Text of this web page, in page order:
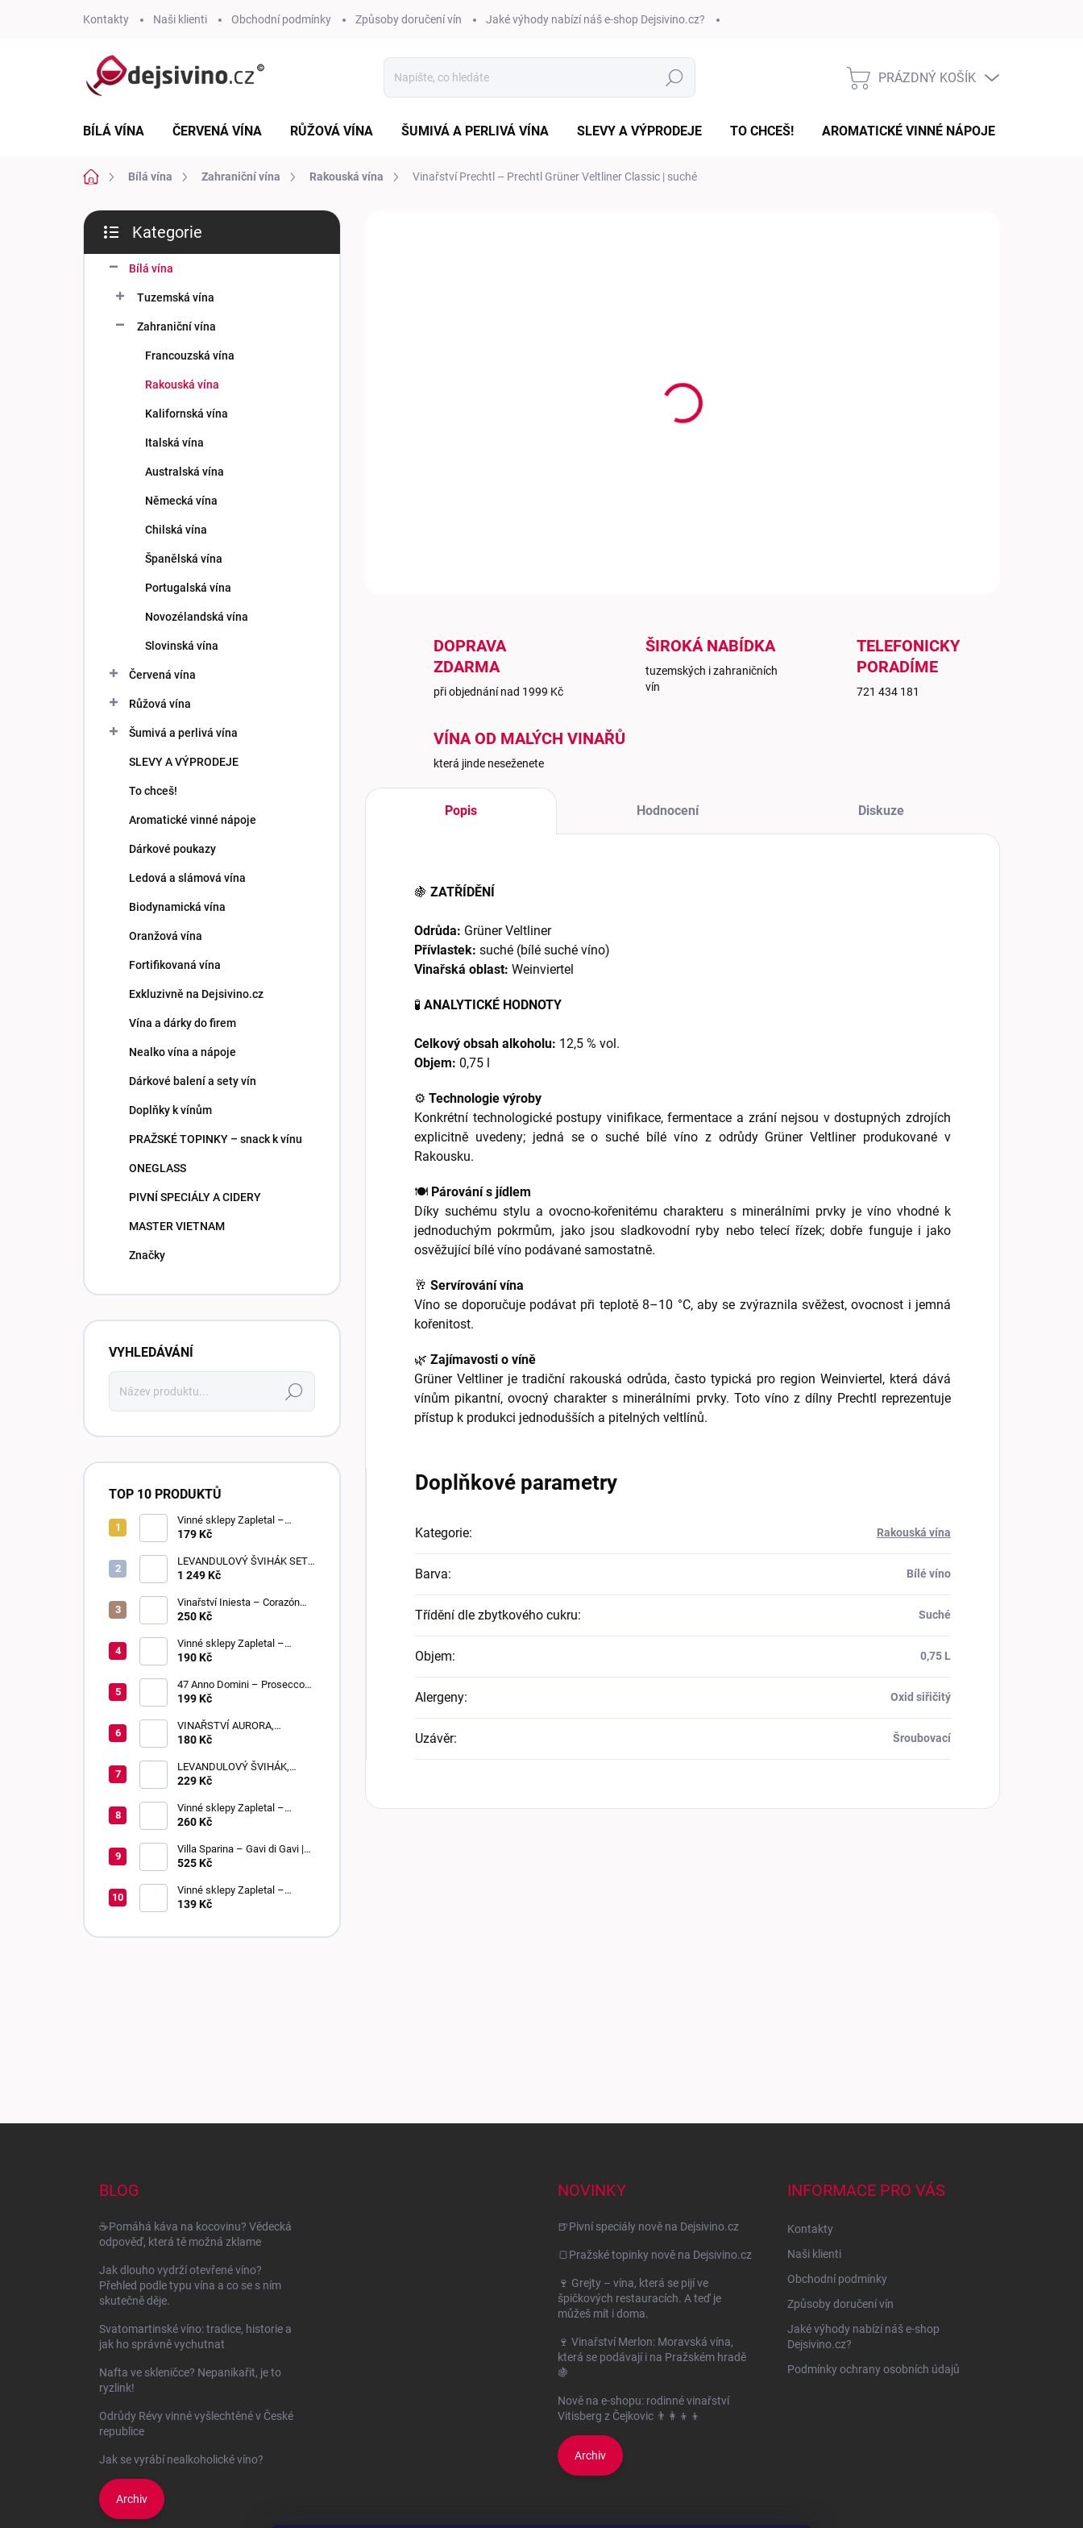
Kontakty Naši klienti Obchodní podmínky Způsoby doručení vín Jaké výhody nabízí náš e-shop Dejsivino.cz?
Hledat
NÁKUPNÍ
PRÁZDNÝ KOŠÍK
BÍLÁ VÍNA ČERVENÁ VÍNA RŮŽOVÁ VÍNA ŠUMIVÁ A PERLIVÁ VÍNA SLEVY A VÝPRODEJE TO CHCEŠ! AROMATICKÉ VINNÉ NÁPOJE
Domů Bílá vína Zahraniční vína Rakouská vína Vinařství Prechtl – Prechtl Grüner Veltliner Classic | suché
P
s
kategorie
Kategorie
Bílá vína
Tuzemská vína
Zahraniční vína
Francouzská vína
Rakouská vína
Kalifornská vína
Italská vína
Australská vína
Německá vína
Chilská vína
Španělská vína
Portugalská vína
Novozélandská vína
Slovinská vína
Červená vína
Růžová vína
Šumivá a perlivá vína
SLEVY A VÝPRODEJE
To chceš!
Aromatické vinné nápoje
Dárkové poukazy
Ledová a slámová vína
Biodynamická vína
Oranžová vína
Fortifikovaná vína
Exkluzivně na Dejsivino.cz
Vína a dárky do firem
Nealko vína a nápoje
Dárkové balení a sety vín
Doplňky k vínům
PRAŽSKÉ TOPINKY – snack k vínu
ONEGLASS
PIVNÍ SPECIÁLY A CIDERY
MASTER VIETNAM
Značky
VYHLEDÁVÁNÍ
Hledat
TOP 10 PRODUKTŮ
Vinné sklepy Zapletal –
Sweet Touch 2025 | moravské
179 Kč
LEVANDULOVÝ ŠVIHÁK SET,
POLOSLADKÉ, 6 KUSŮ
1 249 Kč
Vinařství Iniesta – Corazón
Loco Blanco 2025 | suché
250 Kč
Vinné sklepy Zapletal –
Sauvignon 2024 | kabinetní
190 Kč
47 Anno Domini – Prosecco
DOC Frizzante | Extra Dry
199 Kč
VINAŘSTVÍ AURORA,
BEZIŇON, SLADKÉ, 0,75 L
180 Kč
LEVANDULOVÝ ŠVIHÁK,
POLOSLADKÉ, 0,75 L
229 Kč
Vinné sklepy Zapletal –
Muškát Rumeni 2024 | výběr z
260 Kč
Villa Sparina – Gavi di Gavi |
DOCG | suché
525 Kč
Vinné sklepy Zapletal –
Chardonnay 2024 | kabinetní
139 Kč
DOPRAVA
ZDARMA
při objednání nad 1999 Kč
ŠIROKÁ NABÍDKA
tuzemských i zahraničních
vín
TELEFONICKY
PORADÍME
721 434 181
VÍNA OD MALÝCH VINAŘŮ
která jinde neseženete
Popis Hodnocení Diskuze
🍇 ZATŘÍDĚNÍ
Odrůda: Grüner Veltliner
Přívlastek: suché (bílé suché víno)
Vinařská oblast: Weinviertel
🧪 ANALYTICKÉ HODNOTY
Celkový obsah alkoholu: 12,5 % vol.
Objem: 0,75 l
⚙️ Technologie výroby
Konkrétní technologické postupy vinifikace, fermentace a zrání nejsou v dostupných zdrojích
explicitně uvedeny; jedná se o suché bílé víno z odrůdy Grüner Veltliner produkované v
Rakousku.
🍽️ Párování s jídlem
Díky suchému stylu a ovocno-kořenitému charakteru s minerálními prvky je víno vhodné k
jednoduchým pokrmům, jako jsou sladkovodní ryby nebo telecí řízek; dobře funguje i jako
osvěžující bílé víno podávané samostatně.
🥂 Servírování vína
Víno se doporučuje podávat při teplotě 8–10 °C, aby se zvýraznila svěžest, ovocnost i jemná
kořenitost.
🌿 Zajímavosti o víně
Grüner Veltliner je tradiční rakouská odrůda, často typická pro region Weinviertel, která dává
vínům pikantní, ovocný charakter s minerálními prvky. Toto víno z dílny Prechtl reprezentuje
přístup k produkci jednodušších a pitelných veltlínů.
Doplňkové parametry
Kategorie: Rakouská vína
Barva: Bílé víno
Třídění dle zbytkového cukru: Suché
Objem: 0,75 L
Alergeny: Oxid siřičitý
Uzávěr: Šroubovací
BLOG
☕Pomáhá káva na kocovinu? Vědecká
odpověď, která tě možná zklame
Jak dlouho vydrží otevřené víno?
Přehled podle typu vína a co se s ním
skutečně děje.
Svatomartinské víno: tradice, historie a
jak ho správně vychutnat
Nafta ve skleničce? Nepanikařit, je to
ryzlink!
Odrůdy Révy vinné vyšlechtěné v České
republice
Jak se vyrábí nealkoholické víno?
Archiv
NOVINKY
🍺Pivní speciály nově na Dejsivino.cz
🍞Pražské topinky nově na Dejsivino.cz
🍷 Grejty – vína, která se pijí ve
špičkových restauracích. A teď je
můžeš mít i doma.
🍷 Vinařství Merlon: Moravská vína,
která se podávají i na Pražském hradě
🍇
Nově na e-shopu: rodinné vinařství
Vitisberg z Čejkovic 👨‍👩‍👦‍👦
Archiv
INFORMACE PRO VÁS
Kontakty
Naši klienti
Obchodní podmínky
Způsoby doručení vín
Jaké výhody nabízí náš e-shop
Dejsivino.cz?
Podmínky ochrany osobních údajů